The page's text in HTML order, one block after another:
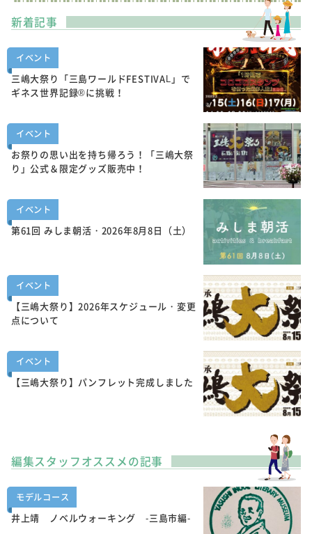
新着記事
イベント
三嶋大祭り「三島ワールドFESTIVAL」で
ギネス世界記録®に挑戦！
イベント
お祭りの思い出を持ち帰ろう！「三嶋大祭
り」公式＆限定グッズ販売中！
イベント
第61回 みしま朝活・2026年8月8日（土）
イベント
【三嶋大祭り】2026年スケジュール・変更
点について
イベント
【三嶋大祭り】パンフレット完成しました
編集スタッフオススメの記事
モデルコース
井上靖 ノベルウォーキング -三島市編-